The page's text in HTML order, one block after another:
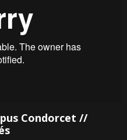
Condorcet //